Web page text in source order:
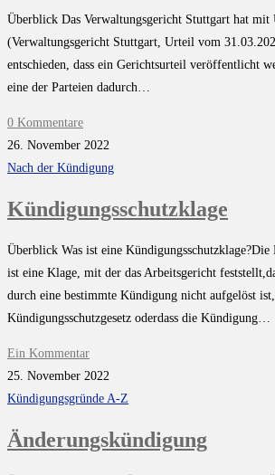
Überblick Das Verwaltungsgericht Stuttgart hat
(Verwaltungsgericht Stuttgart, Urteil vom
entschieden, dass ein Gerichtsurteil veröffentlicht
eine der Parteien dadurch…
0 Kommentare
26. November 2022
Nach der Kündigung
Kündigungsschutzklage
Überblick Was ist eine Kündigungsschutzklage?Die
ist eine Klage, mit der das Arbeitsgericht
durch eine bestimmte Kündigung nicht aufgelöst
Kündigungsschutzgesetz oderdass die Kündigung…
Ein Kommentar
25. November 2022
Kündigungsgründe A-Z
Änderungskündigung